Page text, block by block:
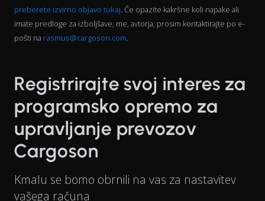
preberete izvirno objavo tukaj. Če opazite kakršne koli napake ali
imate predloge za izboljšave, me, avtorja, prosim kontaktirajte po e-
pošti na rasmus@cargoson.com.
Registrirajte svoj interes za
programsko opremo za
upravljanje prevozov
Cargoson
Kmalu se bomo obrnili na vas za nastavitev
vašega računa